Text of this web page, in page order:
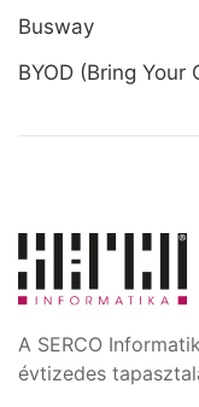
Busway
BYOD (Bring Your
A SERCO
évtizedes